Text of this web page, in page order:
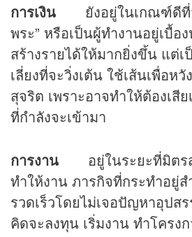
การเงิน ยังอยู่ในเกณฑ์ดีที่จ
พระ” หรือเป็นผู้ทำงานอยู่เบื้อ
สร้างรายได้ให้มากยิ่งขึ้น แต่
เลี่ยงที่จะวิ่งเต้น ใช้เส้นเพื่อห
สุจริต เพราะอาจทำให้ต้องเสี
ที่กำลังจะเข้ามา
การงาน อยู่ในระยะที่มิตรส
ทำให้งาน ภารกิจที่กระทำอยู่ส
รวดเร็วโดยไม่เจอปัญหาอุปส
คิดจะลงทุน เริ่มงาน ทำโครง